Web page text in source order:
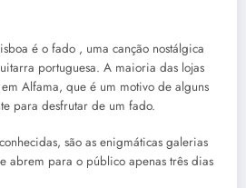
é o fado , uma canção nostálgica
portuguesa. A maioria das lojas
Alfama, que é um motivo de alguns
para desfrutar de um fado.
são as enigmáticas galerias
abrem para o público apenas três dias